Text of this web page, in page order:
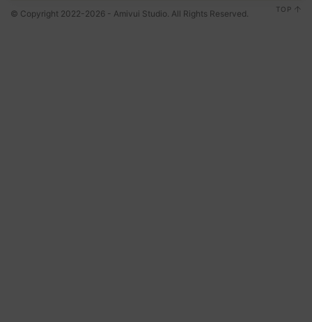
© Copyright 2022-2026 - Amivui Studio. All Rights Reserved. TOP